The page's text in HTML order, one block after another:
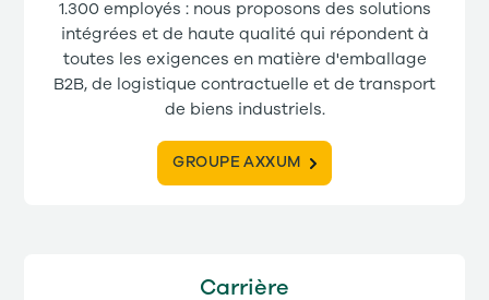
1.300 employés : nous proposons des solutions
intégrées et de haute qualité qui répondent à
toutes les exigences en matière d'emballage
B2B, de logistique contractuelle et de transport
de biens industriels.
GROUPE AXXUM
Carrière